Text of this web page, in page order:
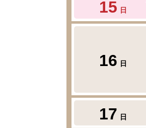
15 日
16 日
17 日